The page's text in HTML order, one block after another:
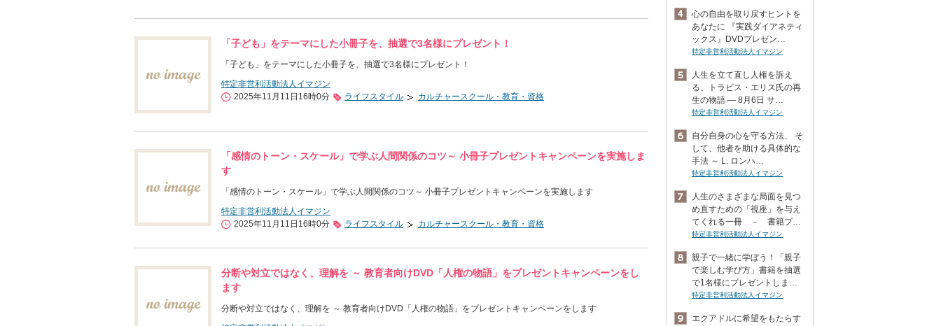
「子ども」をテーマにした小冊子を、抽選で3名様にプレゼント！
「子ども」をテーマにした小冊子を、抽選で3名様にプレゼント！
特定非営利活動法人イマジン
2025年11月11日16時0分
ライフスタイル カルチャースクール・教育・資格
「感情のトーン・スケール」で学ぶ人間関係のコツ～ 小冊子プレゼントキャンペーンを実施しま
す
「感情のトーン・スケール」で学ぶ人間関係のコツ～ 小冊子プレゼントキャンペーンを実施します
特定非営利活動法人イマジン
2025年11月11日16時0分
ライフスタイル カルチャースクール・教育・資格
分断や対立ではなく、理解を ～ 教育者向けDVD「人権の物語」をプレゼントキャンペーンをし
ます
分断や対立ではなく、理解を ～ 教育者向けDVD「人権の物語」をプレゼントキャンペーンをします
心の自由を取り戻すヒントを
あなたに 『実践ダイアネティ
ックス』DVDプレゼン…
特定非営利活動法人イマジン
人生を立て直し人権を訴え
る、トラビス・エリス氏の再
生の物語 ― 8月6日 サ…
特定非営利活動法人イマジン
自分自身の心を守る方法、 そ
して、他者を助ける具体的な
手法 ～ L. ロンハ…
特定非営利活動法人イマジン
人生のさまざまな局面を見つ
め直すための「視座」を与え
てくれる一冊 － 書籍プ…
特定非営利活動法人イマジン
親子で一緒に学ぼう！「親子
で楽しむ学び方」書籍を抽選
で1名様にプレゼントしま…
特定非営利活動法人イマジン
エクアドルに希望をもたらす